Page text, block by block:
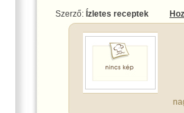
Szerző: Ízletes receptek